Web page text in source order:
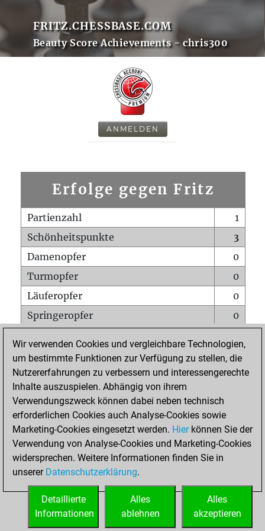
FRITZ.CHESSBASE.COM
Beauty Score Achievements - chris300
ANMELDEN
Erfolge gegen Fritz
Partienzahl
1
Schönheitspunkte
3
Damenopfer
0
Turmopfer
0
Läuferopfer
0
Springeropfer
0
Matt auf vollem Brett
0
Bauer setzt Matt
0
Erstickte Matts
Unterverwandlungen
Türme auf der siebten
0
STARTSEITE
Wir verwenden Cookies und vergleichbare Technologien,
um bestimmte Funktionen zur Verfügung zu stellen, die
Nutzererfahrungen zu verbessern und interessengerechte
Inhalte auszuspielen. Abhängig von ihrem
Verwendungszweck können dabei neben technisch
erforderlichen Cookies auch Analyse-Cookies sowie
Marketing-Cookies eingesetzt werden. Hierkönnen Sie der
Verwendung von Analyse-Cookies und Marketing-Cookies
widersprechen. Weitere Informationen finden Sie in
unserer Datenschutzerklärung.
Alles
akzeptieren
Alles
ablehnen
Detaillierte
Informationen